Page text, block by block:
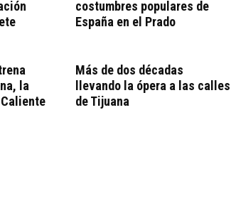
costumbres populares de
España en el Prado
la
Más de dos décadas
llevando la ópera a las calles
de Tijuana